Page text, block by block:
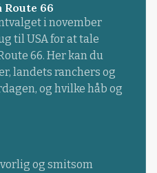
66
i november
til USA for at tale
66. Her kan du
landets ranchers og
og hvilke håb og
og smitsom